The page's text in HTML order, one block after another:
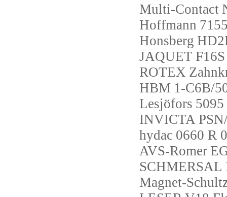
Multi-Contact
Hoffmann
Honsberg
JAQUET
ROTEX
HBM 1-C6B/
Lesjöfors 5095
INVICTA
hydac 0660 R
AVS-Romer
SCHMERSAL
Magnet-